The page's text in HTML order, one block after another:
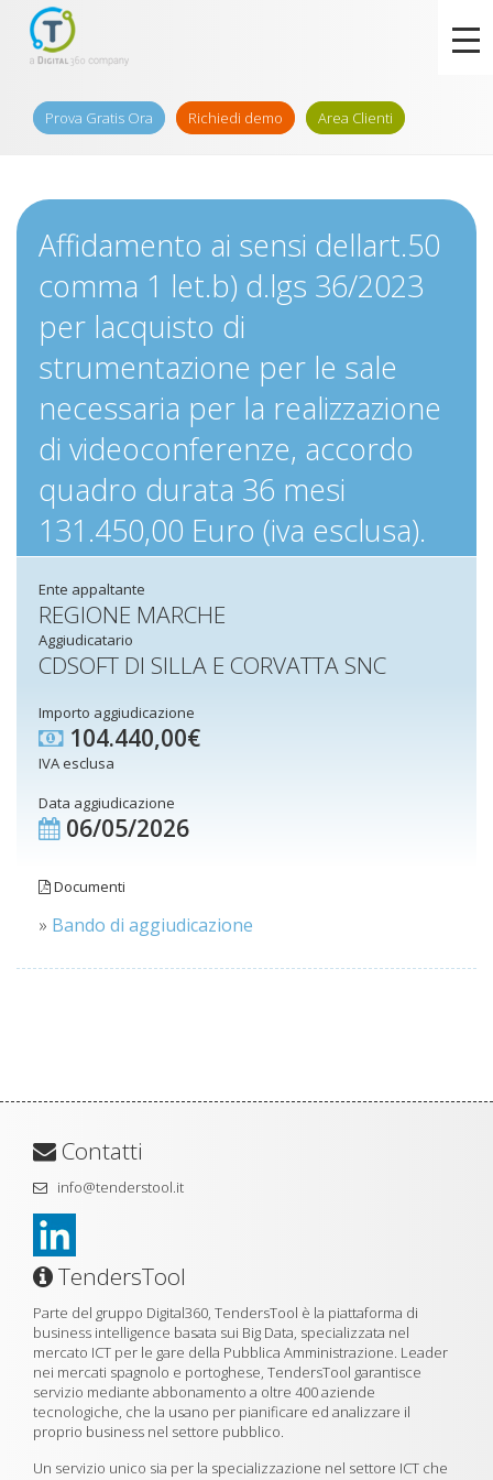
Prova Gratis Ora Richiedi demo Area Clienti
Affidamento ai sensi dellart.50
comma 1 let.b) d.lgs 36/2023
per lacquisto di
strumentazione per le sale
necessaria per la realizzazione
di videoconferenze, accordo
quadro durata 36 mesi
131.450,00 Euro (iva esclusa).
Ente appaltante
REGIONE MARCHE
Aggiudicatario
CDSOFT DI SILLA E CORVATTA SNC
Importo aggiudicazione
104.440,00€
IVA esclusa
Data aggiudicazione
06/05/2026
Documenti
» Bando di aggiudicazione
Contatti
info@tenderstool.it
TendersTool
Parte del gruppo Digital360, TendersTool è la piattaforma di
business intelligence basata sui Big Data, specializzata nel
mercato ICT per le gare della Pubblica Amministrazione. Leader
nei mercati spagnolo e portoghese, TendersTool garantisce
servizio mediante abbonamento a oltre 400 aziende
tecnologiche, che la usano per pianificare ed analizzare il
proprio business nel settore pubblico.
Un servizio unico sia per la specializzazione nel settore ICT che